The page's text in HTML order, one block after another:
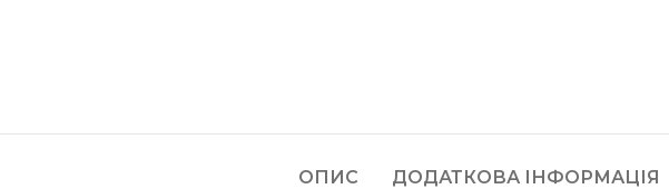
ОПИС ДОДАТКОВА ІНФОРМАЦІЯ